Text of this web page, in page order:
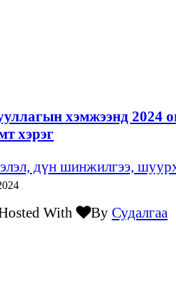
хэмжээнд 2024
хэрэг
дүн шинжилгээ,
With By Судалгаа